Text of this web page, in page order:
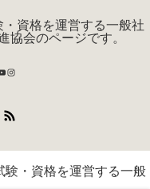
資格を運営する一般社
協会のページです。
Instagram
・資格を運営する一般